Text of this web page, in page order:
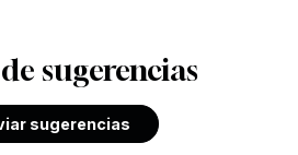
sugerencias
sugerencias